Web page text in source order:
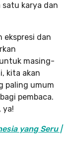
satu karya dan
ekspresi dan
masing-
kita akan
paling umum
pembaca.
ya!
yang Seru |